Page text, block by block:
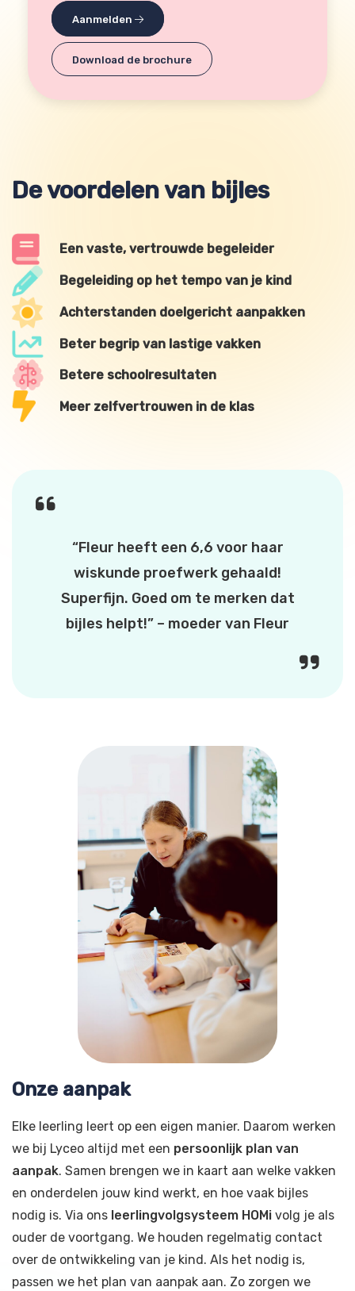
Aanmelden
Download de brochure
De voordelen van bijles
Een vaste, vertrouwde begeleider
Begeleiding op het tempo van je kind
Achterstanden doelgericht aanpakken
Beter begrip van lastige vakken
Betere schoolresultaten
Meer zelfvertrouwen in de klas
“Fleur heeft een 6,6 voor haar
wiskunde proefwerk gehaald!
Superfijn. Goed om te merken dat
bijles helpt!” – moeder van Fleur
Onze aanpak
Elke leerling leert op een eigen manier. Daarom werken
we bij Lyceo altijd met een persoonlijk plan van
aanpak. Samen brengen we in kaart aan welke vakken
en onderdelen jouw kind werkt, en hoe vaak bijles
nodig is. Via ons leerlingvolgsysteem HOMi volg je als
ouder de voortgang. We houden regelmatig contact
over de ontwikkeling van je kind. Als het nodig is,
passen we het plan van aanpak aan. Zo zorgen we